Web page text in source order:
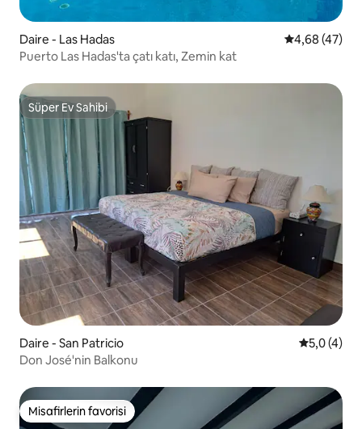
Daire - Las Hadas 5 üzerinden
4,68 (47)
Puerto Las Hadas'ta çatı katı, Zemin kat
Süper Ev Sahibi
Süper Ev Sahibi
Daire - San Patricio 55,0 (4)
Don José'nin Balkonu
Misafirlerin favorisi
Misafirlerin favorisi